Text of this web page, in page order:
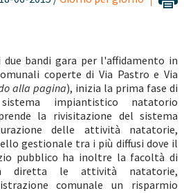
due bandi gara per l'affidamento in
coperte di Via Pastro e Via
alla pagina), inizia la prima fase di
impiantistico natatorio
la rivisitazione del sistema
delle attività natatorie,
gestionale tra i più diffusi dove il
pubblico ha inoltre la facoltà di
diretta le attività natatorie,
comunale un risparmio